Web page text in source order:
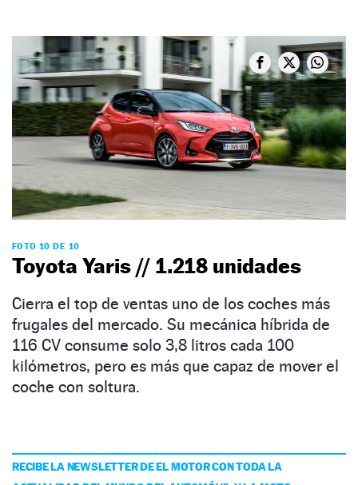
FOTO 10 DE 10
Toyota Yaris // 1.218 unidades
Cierra el top de ventas uno de los coches más
frugales del mercado. Su mecánica híbrida de
116 CV consume solo 3,8 litros cada 100
kilómetros, pero es más que capaz de mover el
coche con soltura.
RECIBE LA NEWSLETTER DE EL MOTOR CON TODA LA